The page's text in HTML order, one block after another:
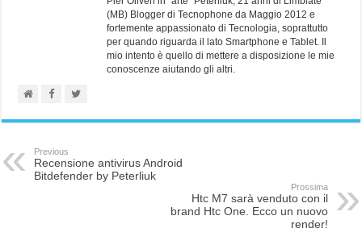
(MB) Blogger di Tecnophone da Maggio 2012 e
fortemente appassionato di Tecnologia, soprattutto
per quando riguarda il lato Smartphone e Tablet. Il
mio intento è quello di mettere a disposizione le mie
conoscenze aiutando gli altri.
Previous
Recensione antivirus Android
Bitdefender by Peterliuk
Prossima
Htc M7 sarà venduto con il
brand Htc One. Ecco un nuovo
render!